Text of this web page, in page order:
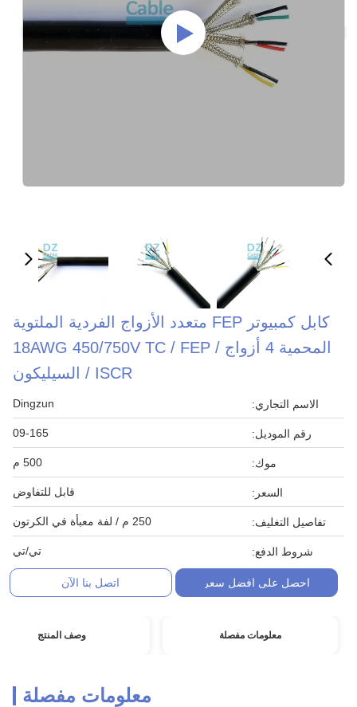
كابل كمبيوتر FEP متعدد الأزواج الفردية الملتوية
المحمية 4 أزواج 18AWG 450/750V TC / FEP /
ISCR / السيليكون
الاسم التجاري: Dingzun
رقم الموديل: 09-165
موك: 500 م
السعر: قابل للتفاوض
تفاصيل التغليف: 250 م / لفة معبأة في الكرتون
شروط الدفع: تي/تي
احصل على افضل سعر اتصل بنا الآن
معلومات مفصلة وصف المنتج
معلومات مفصلة